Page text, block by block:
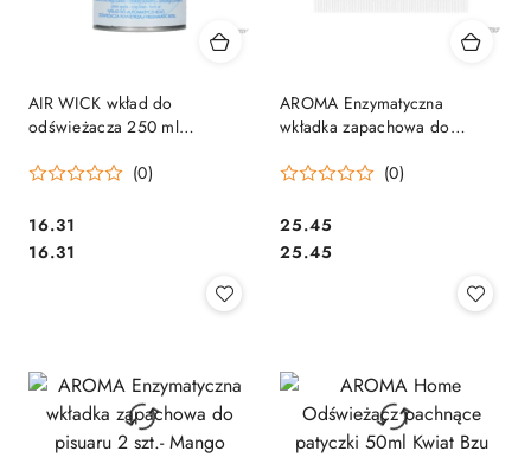
AIR WICK wkład do
odświeżacza 250 ml
55184
(0)
Cena:
16.31
Cena:
16.31
AROMA Enzymatyczna
wkładka zapachowa do
(0)
Cena:
25.45
Cena:
25.45